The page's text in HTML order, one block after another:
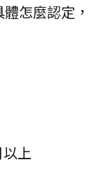
怎麼認定，
上